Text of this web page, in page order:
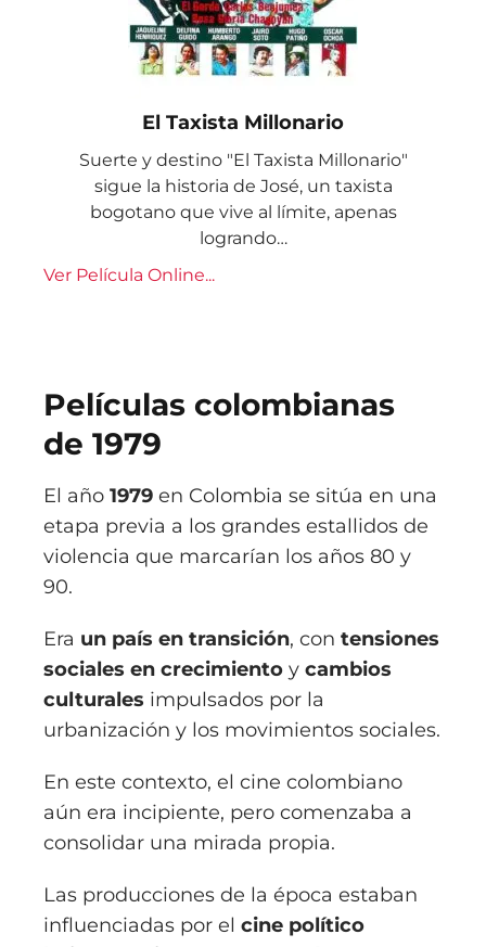
El Taxista Millonario
Suerte y destino "El Taxista Millonario"
sigue la historia de José, un taxista
bogotano que vive al límite, apenas
logrando…
Ver Película Online...
Películas colombianas
de 1979
El año 1979 en Colombia se sitúa en una
etapa previa a los grandes estallidos de
violencia que marcarían los años 80 y
90.
Era un país en transición, con tensiones
sociales en crecimiento y cambios
culturales impulsados por la
urbanización y los movimientos sociales.
En este contexto, el cine colombiano
aún era incipiente, pero comenzaba a
consolidar una mirada propia.
Las producciones de la época estaban
influenciadas por el cine político